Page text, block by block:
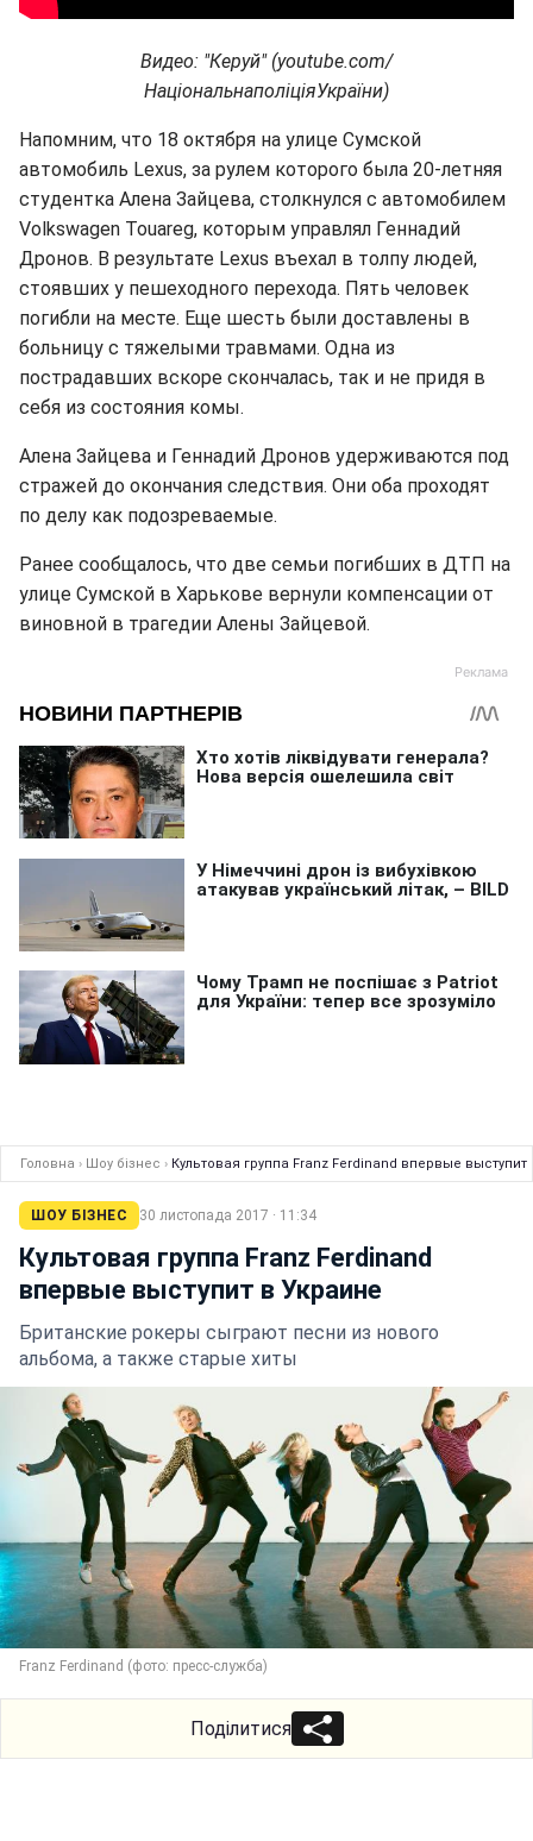
Видео: "Керуй" (youtube.com/
НаціональнаполіціяУкраїни)
Напомним, что 18 октября на улице Сумской
автомобиль Lexus, за рулем которого была 20-летняя
студентка Алена Зайцева, столкнулся с автомобилем
Volkswagen Touareg, которым управлял Геннадий
Дронов. В результате Lexus въехал в толпу людей,
стоявших у пешеходного перехода. Пять человек
погибли на месте. Еще шесть были доставлены в
больницу с тяжелыми травмами. Одна из
пострадавших вскоре скончалась, так и не придя в
себя из состояния комы.
Алена Зайцева и Геннадий Дронов удерживаются под
стражей до окончания следствия. Они оба проходят
по делу как подозреваемые.
Ранее сообщалось, что две семьи погибших в ДТП на
улице Сумской в Харькове вернули компенсации от
виновной в трагедии Алены Зайцевой.
Головна › Шоу бізнес › Культовая группа Franz Ferdinand впервые выступит
ШОУ БІЗНЕС 30 листопада 2017 · 11:34
Культовая группа Franz Ferdinand
впервые выступит в Украине
Британские рокеры сыграют песни из нового
альбома, а также старые хиты
Franz Ferdinand (фото: пресс-служба)
Поділитися